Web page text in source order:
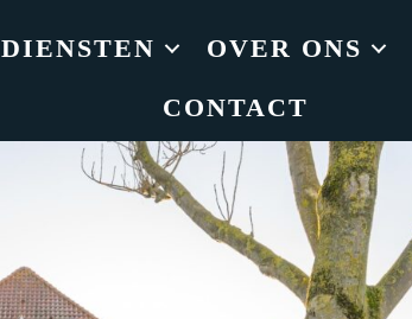
DIENSTEN OVER ONS
CONTACT